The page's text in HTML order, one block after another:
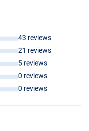
43 reviews
21 reviews
5 reviews
0 reviews
0 reviews